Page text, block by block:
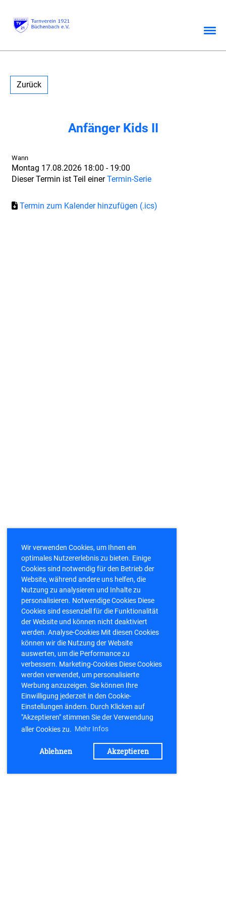
Wir verwenden Cookies, um Ihnen ein
optimales Nutzererlebnis zu bieten. Einige
Cookies sind notwendig für den Betrieb der
Website, während andere uns helfen, die
Nutzung zu analysieren und Inhalte zu
personalisieren. Notwendige Cookies Diese
Cookies sind essenziell für die Funktionalität
der Website und können nicht deaktiviert
werden. Analyse-Cookies Mit diesen Cookies
können wir die Nutzung der Website
auswerten, um die Performance zu
verbessern. Marketing-Cookies Diese Cookies
werden verwendet, um personalisierte
Werbung anzuzeigen. Sie können Ihre
Einwilligung jederzeit in den Cookie-
Einstellungen ändern. Durch Klicken auf
"Akzeptieren" stimmen Sie der Verwendung
aller Cookies zu. Mehr Infos
Ablehnen Akzeptieren
Zurück
Anfänger Kids II
Wann
Montag 17.08.2026 18:00 - 19:00
Dieser Termin ist Teil einerTermin-Serie
Termin zum Kalender hinzufügen (.ics)